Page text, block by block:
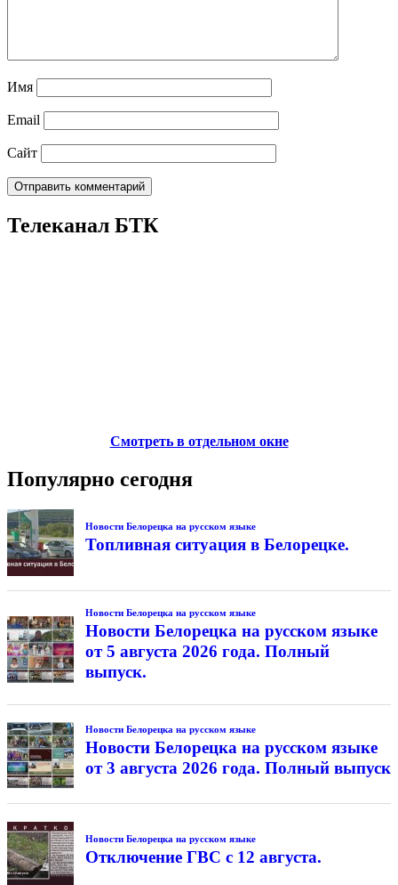
Имя
Email
Сайт
Телеканал БТК
Смотреть в отдельном окне
Популярно сегодня
Новости Белорецка на русском языке
Топливная ситуация в Белорецке.
Новости Белорецка на русском языке
Новости Белорецка на русском языке
от 5 августа 2026 года. Полный
выпуск.
Новости Белорецка на русском языке
Новости Белорецка на русском языке
от 3 августа 2026 года. Полный выпуск
Новости Белорецка на русском языке
Отключение ГВС с 12 августа.